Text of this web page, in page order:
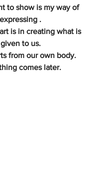
to show is my way of
expressing .
is in creating what is
given to us.
from our own body.
comes later.